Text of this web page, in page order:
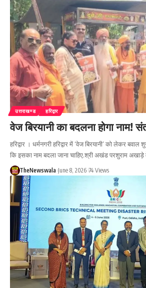
उत्तराखण्ड हरिद्वार
वेज बिरयानी का बदलना होगा नाम!
हरिद्वार । धर्मनगरी हरिद्वार में ‘वेज बिरयानी’ को लेकर
कि इसका नाम बदला जाना चाहिए.श्री अखंड परशुराम
TheNewswala June 8, 2026 74 Views